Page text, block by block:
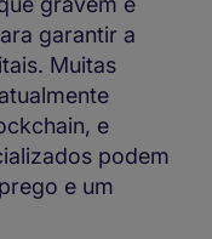
garantir a
Muitas
e
podem
e um